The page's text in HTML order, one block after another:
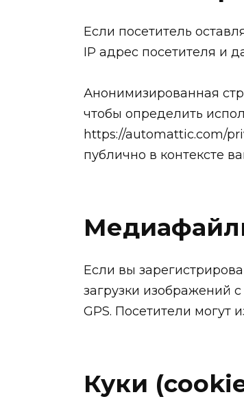
Если посетитель
IP адрес посетителя и
Анонимизированная
чтобы определить
https://automattic.com/
публично в контексте
Если вы
загрузки изображений
GPS. Посетители могут
Куки